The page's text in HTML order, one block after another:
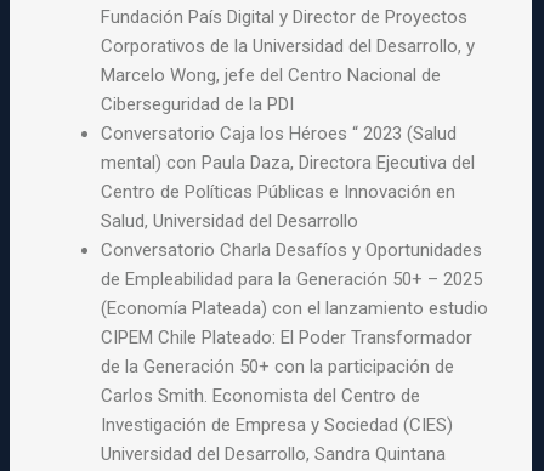
Fundación País Digital y Director de Proyectos
Corporativos de la Universidad del Desarrollo, y
Marcelo Wong, jefe del Centro Nacional de
Ciberseguridad de la PDI
Conversatorio Caja los Héroes “ 2023 (Salud
mental) con Paula Daza, Directora Ejecutiva del
Centro de Políticas Públicas e Innovación en
Salud, Universidad del Desarrollo
Conversatorio Charla Desafíos y Oportunidades
de Empleabilidad para la Generación 50+ – 2025
(Economía Plateada) con el lanzamiento estudio
CIPEM Chile Plateado: El Poder Transformador
de la Generación 50+ con la participación de
Carlos Smith. Economista del Centro de
Investigación de Empresa y Sociedad (CIES)
Universidad del Desarrollo, Sandra Quintana